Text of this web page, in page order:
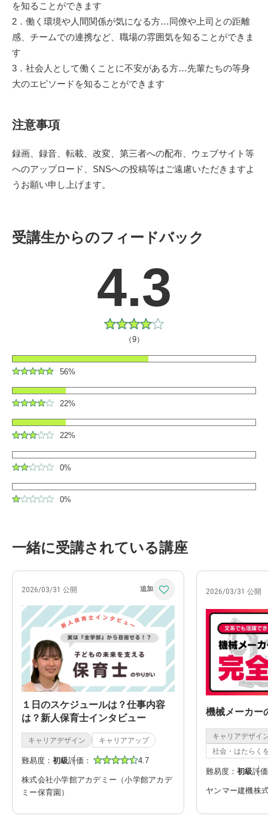
を知ることができます
2．働く環境や人間関係が気になる方…同僚や上司との距離
感、チームでの連携など、職場の雰囲気を知ることができま
す
3．社会人として働くことに不安がある方…先輩たちの等身
大のエピソードを知ることができます
注意事項
録画、録音、転載、改変、第三者への配布、ウェブサイト等
へのアップロード、SNSへの投稿等はご遠慮いただきますよ
うお願い申し上げます。
受講生からのフィードバック
4.3
（9）
56%
22%
22%
0%
0%
一緒に受講されている講座
2026/03/31 公開
１日のスケジュールは？仕事内容
は？新人保育士インタビュー
キャリアデザイン キャリアアップ
難易度： 初級評価： 4.7
株式会社小学館アカデミー（小学館アカデ
ミー保育園）
2026/03/31 公開
機械メーカー
キャリアデザイ
社会・はたらく
難易度： 初級評
ヤンマー建機株